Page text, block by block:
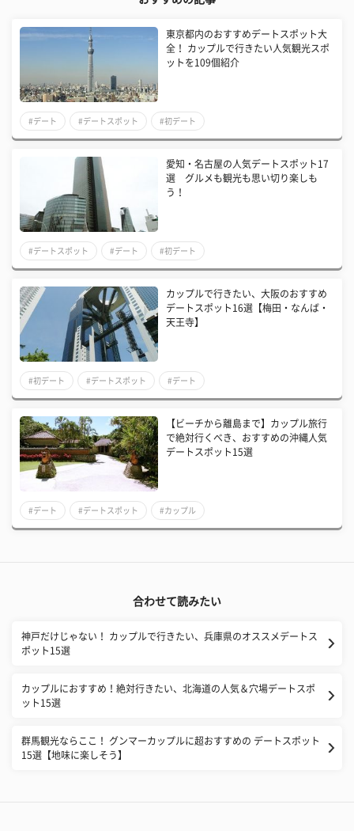
東京都内のおすすめデートスポット大
全！ カップルで行きたい人気観光スポ
ットを109個紹介
#デート #デートスポット #初デート
愛知・名古屋の人気デートスポット17
選 グルメも観光も思い切り楽しも
う！
#デートスポット #デート #初デート
カップルで行きたい、大阪のおすすめ
デートスポット16選【梅田・なんば・
天王寺】
#初デート #デートスポット #デート
【ビーチから離島まで】カップル旅行
で絶対行くべき、おすすめの沖縄人気
デートスポット15選
#デート #デートスポット #カップル
合わせて読みたい
神戸だけじゃない！ カップルで行きたい、兵庫県のオススメデートス
ポット15選
カップルにおすすめ！絶対行きたい、北海道の人気＆穴場デートスポ
ット15選
群馬観光ならここ！ グンマーカップルに超おすすめの デートスポット
15選【地味に楽しそう】